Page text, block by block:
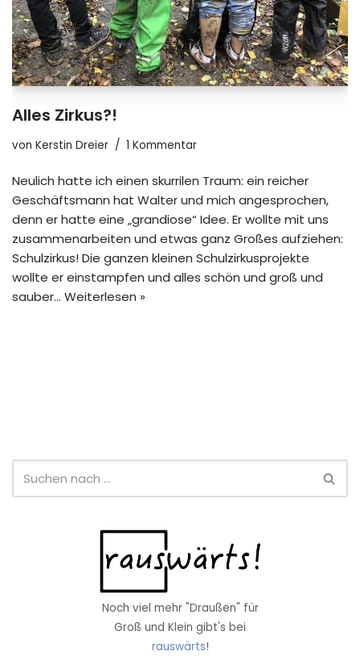
Alles Zirkus?!
von Kerstin Dreier 1 Kommentar
Neulich hatte ich einen skurrilen Traum: ein reicher
Geschäftsmann hat Walter und mich angesprochen,
denn er hatte eine „grandiose“ Idee. Er wollte mit uns
zusammenarbeiten und etwas ganz Großes aufziehen:
Schulzirkus! Die ganzen kleinen Schulzirkusprojekte
wollte er einstampfen und alles schön und groß und
sauber… Weiterlesen »
Noch viel mehr "Draußen" für
Groß und Klein gibt's bei
rauswärts!